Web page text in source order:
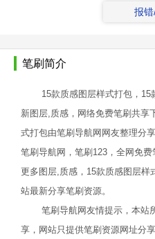
报
笔刷简介
15款质感图层样式打包，
新图层,质感，网络免费笔刷共享
式打包由笔刷导航网网友整理分享
笔刷导航网，笔刷123，全网免费
更多图层,质感，15款质感图层样
站最新分享笔刷资源。
笔刷导航网友情提示，本站
享，网站只提供笔刷资源网址分享